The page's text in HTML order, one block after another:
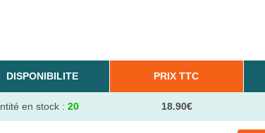
DISPONIBILITE PRIX TTC
en stock : 20 18.90€